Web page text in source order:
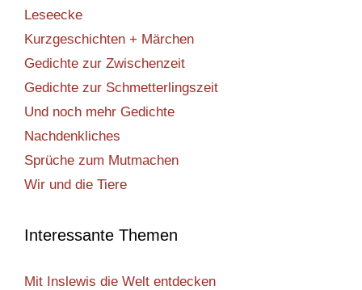
Leseecke
Kurzgeschichten + Märchen
Gedichte zur Zwischenzeit
Gedichte zur Schmetterlingszeit
Und noch mehr Gedichte
Nachdenkliches
Sprüche zum Mutmachen
Wir und die Tiere
Interessante Themen
Mit Inslewis die Welt entdecken